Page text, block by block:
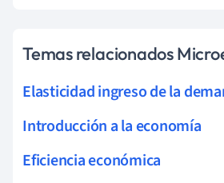
Temas relacionados
Elasticidad ingreso de la
Introducción a la economía
Eficiencia económica